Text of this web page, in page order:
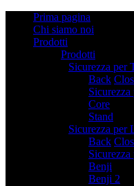
Prima pagina
Chi siamo noi
Prodotti
Prodotti
Sicurezza per
Back
Sicurezza
Core
Stand
Sicurezza per
Back
Benji
Benji 2